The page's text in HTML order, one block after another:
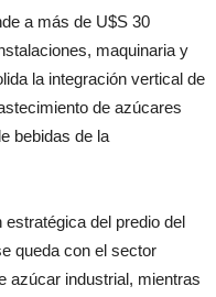
a más de U$S 30
maquinaria y
la integración vertical de
de azúcares
bebidas de la
del predio del
queda con el sector
azúcar industrial, mientras